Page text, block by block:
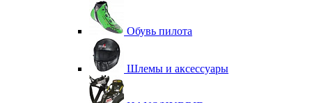
Обувь пилота
Шлемы и аксессуары